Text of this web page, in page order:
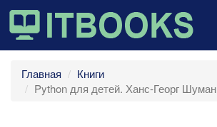
Главная
Книги
Python для детей. Ханс-Георг Шуман